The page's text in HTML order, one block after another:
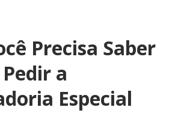
Precisa Saber
a
Especial